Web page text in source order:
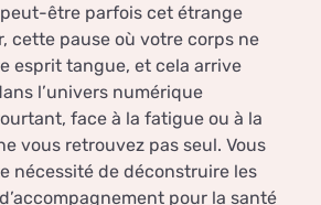
être parfois cet étrange
cette pause où votre corps ne
esprit tangue, et cela arrive
l’univers numérique
face à la fatigue ou à la
vous retrouvez pas seul. Vous
nécessité de déconstruire les
pour la santé